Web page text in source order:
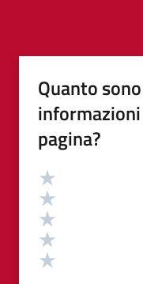
Quanto
pagina?
Valutazione